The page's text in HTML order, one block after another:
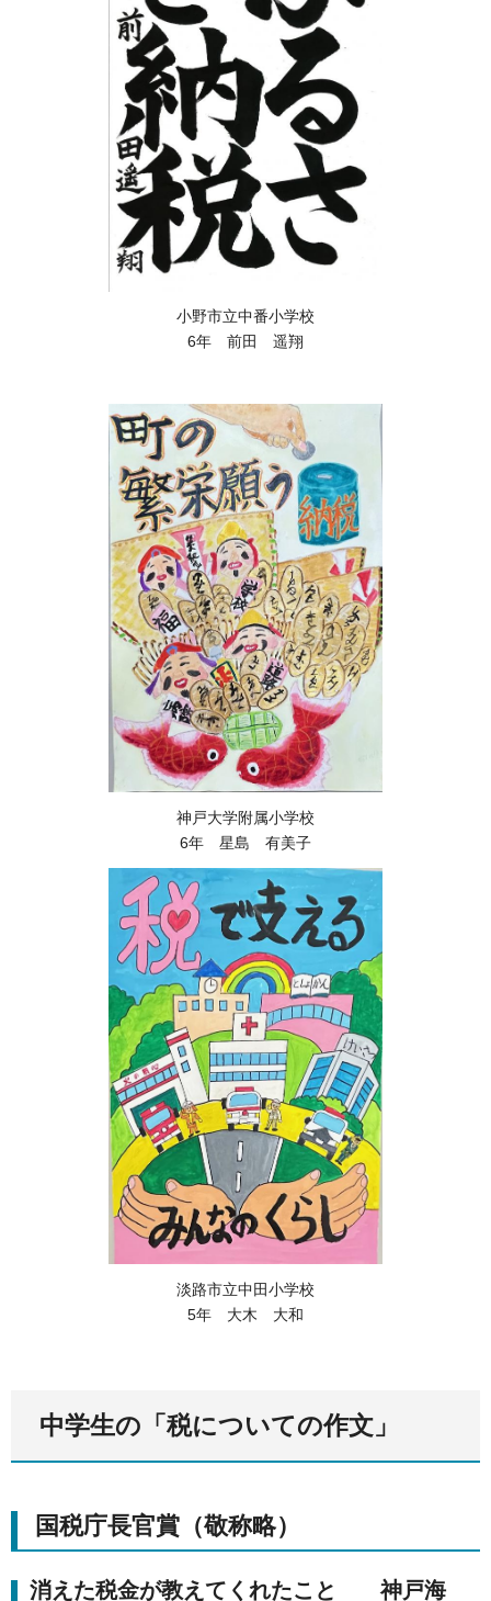
小野市立中番小学校
6年 前田 遥翔
神戸大学附属小学校
6年 星島 有美子
淡路市立中田小学校
5年 大木 大和
中学生の「税についての作文」
国税庁長官賞（敬称略）
消えた税金が教えてくれたこと 神戸海